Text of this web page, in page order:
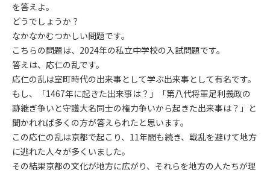
を答えよ。
どうでしょうか？
なかなかむつかしい問題です。
こちらの問題は、2024年の私立中学校の入試問題です。
答えは、応仁の乱です。
応仁の乱は室町時代の出来事として学ぶ出来事として有名です。
もし、「1467年に起きた出来事は？」「第八代将軍足利義政の
跡継ぎ争いと守護大名同士の権力争いから起きた出来事は？」と
聞かれれば多くの方が答えられたと思います。
この応仁の乱は京都で起こり、11年間も続き、戦乱を避けて地方
に逃れた人々が多くいました。
その結果京都の文化が地方に広がり、それらを地方の人たちが理